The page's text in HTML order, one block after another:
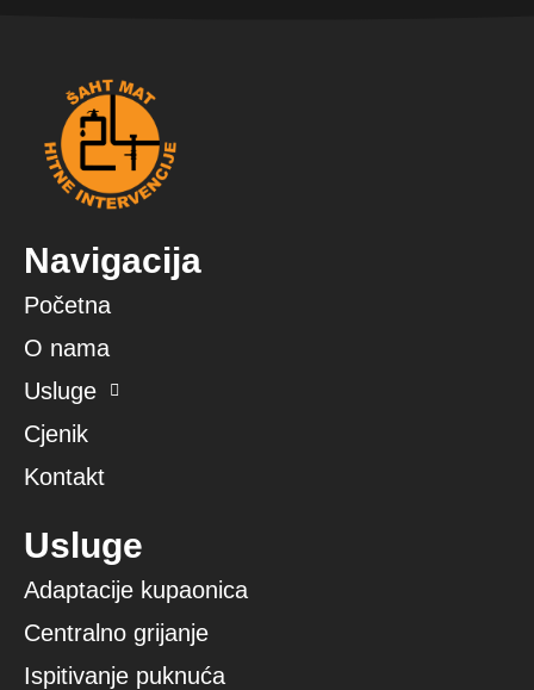
k
g
r
a
m
Navigacija
Početna
O nama
Usluge
Cjenik
Kontakt
Usluge
Adaptacije kupaonica
Centralno grijanje
Ispitivanje puknuća